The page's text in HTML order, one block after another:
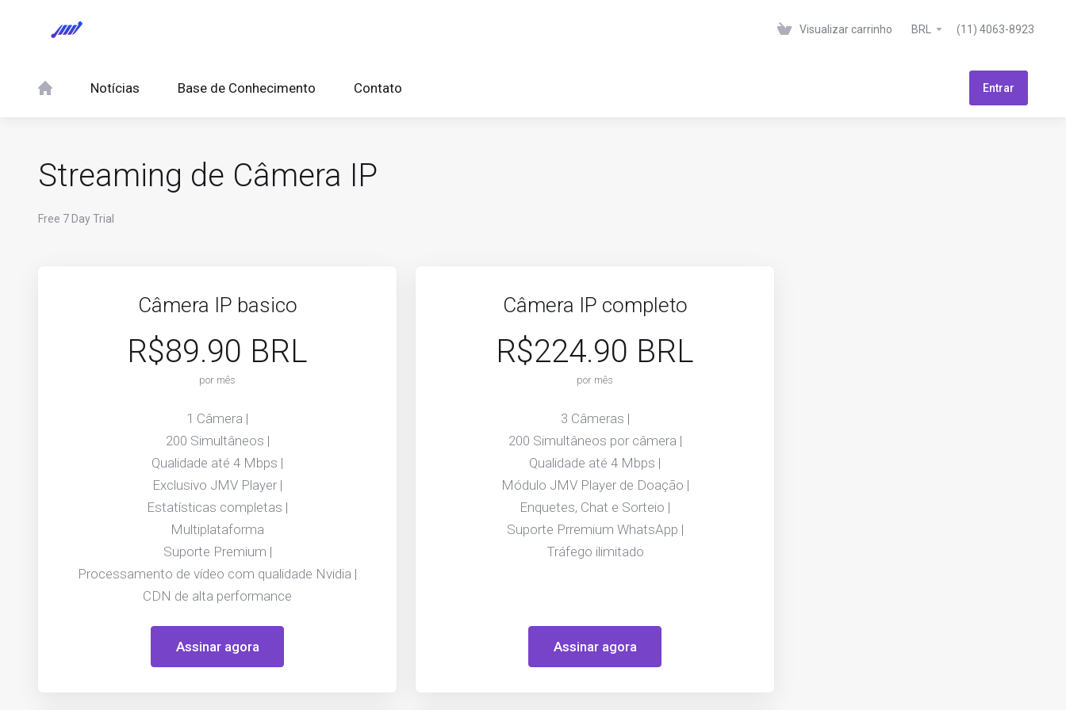
Visualizar carrinho BRL (11) 4063-8923
Notícias Base de Conhecimento Contato Entrar
Streaming de Câmera IP
Free 7 Day Trial
Câmera IP basico
R$89.90 BRL
por mês
1 Câmera |
200 Simultâneos |
Qualidade até 4 Mbps |
Exclusivo JMV Player |
Estatísticas completas |
Multiplataforma
Suporte Premium |
Processamento de vídeo com qualidade Nvidia |
CDN de alta performance
Assinar agora
Câmera IP completo
R$224.90 BRL
por mês
3 Câmeras |
200 Simultâneos por câmera |
Qualidade até 4 Mbps |
Módulo JMV Player de Doação |
Enquetes, Chat e Sorteio |
Suporte Prremium WhatsApp |
Tráfego ilimitado
Assinar agora